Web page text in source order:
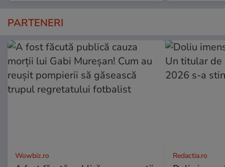
PARTENERI
Wowbiz.ro Redactia.ro